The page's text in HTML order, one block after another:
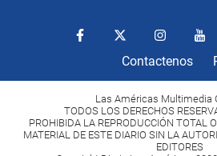
Contactenos
Las Américas Multimedia
TODOS LOS DERECHOS
PROHIBIDA LA REPRODUCCIÓN TOTAL
MATERIAL DE ESTE DIARIO SIN LA
EDITORES